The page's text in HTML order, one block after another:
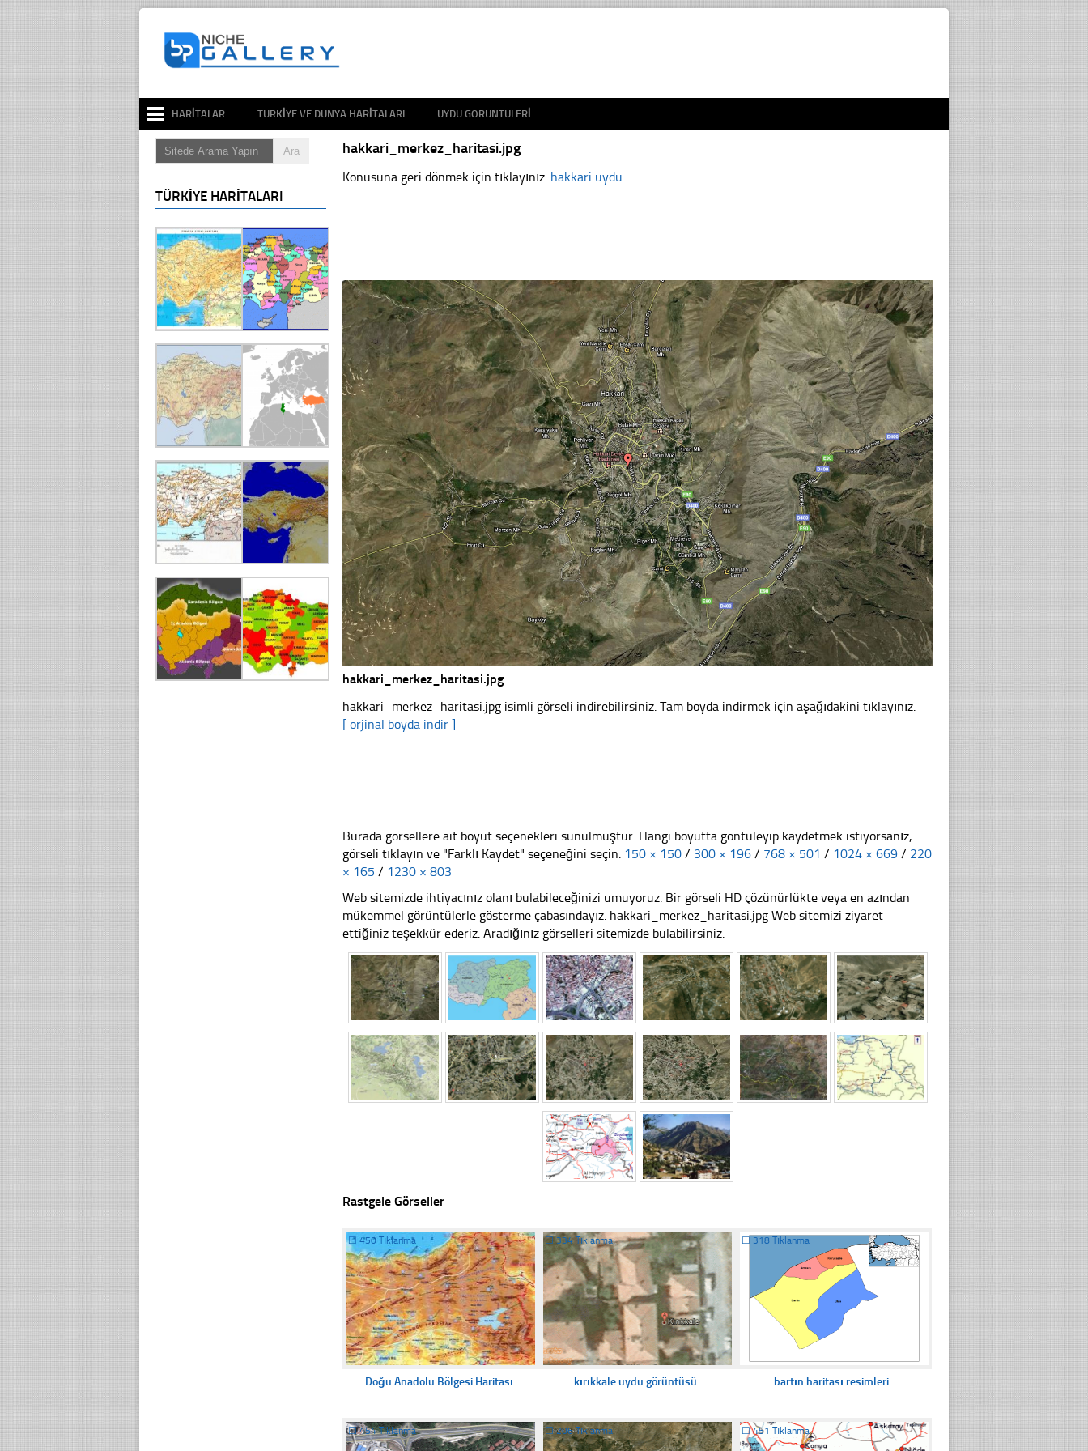
HARITALAR TÜRKIYE VE DÜNYA HARITALARI UYDU GÖRÜNTÜLERI
hakkari_merkez_haritasi.jpg
Konusuna geri dönmek için tıklayınız. hakkari uydu
hakkari_merkez_haritasi.jpg
hakkari_merkez_haritasi.jpg isimli görseli indirebilirsiniz. Tam boyda indirmek için aşağıdakini tıklayınız.
[ orjinal boyda indir ]
Burada görsellere ait boyut seçenekleri sunulmuştur. Hangi boyutta göntüleyip kaydetmek istiyorsanız,
görseli tıklayın ve "Farklı Kaydet" seçeneğini seçin. 150 × 150 / 300 × 196 / 768 × 501 / 1024 × 669 / 220
× 165 / 1230 × 803
Web sitemizde ihtiyacınız olanı bulabileceğinizi umuyoruz. Bir görseli HD çözünürlükte veya en azından
mükemmel görüntülerle gösterme çabasındayız. hakkari_merkez_haritasi.jpg Web sitemizi ziyaret
ettiğiniz teşekkür ederiz. Aradığınız görselleri sitemizde bulabilirsiniz.
Rastgele Görseller
☐450 Tıklanma
Doğu Anadolu Bölgesi Haritası
☐334 Tıklanma
kırıkkale uydu görüntüsü
☐ 318 Tıklanma
bartın haritası resimleri
☐454 Tıklanma ☐206 Tıklanma ☐451 Tıklanma
TÜRKIYE HARITALARI